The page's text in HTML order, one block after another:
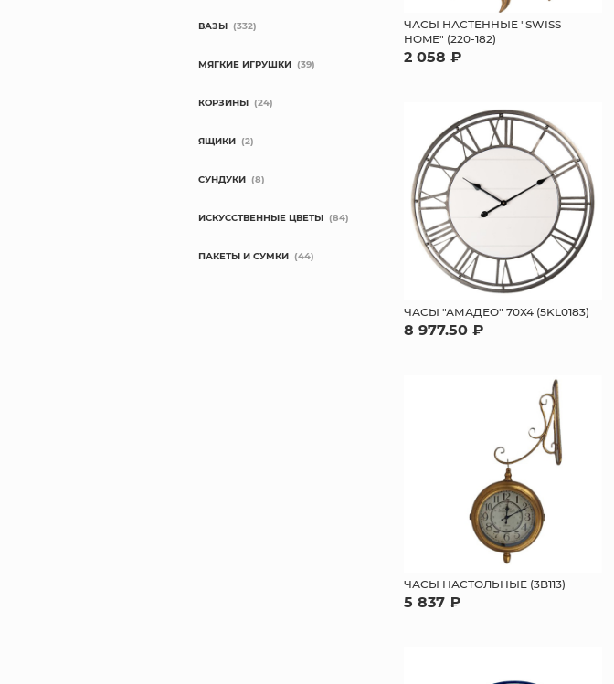
ЧАСЫ НАСТЕННЫЕ "SWISS
HOME" (220-182)
2 058 ₽
ЧАСЫ "АМАДЕО" 70Х4 (5KL0183)
8 977.50 ₽
ЧАСЫ НАСТОЛЬНЫЕ (3B113)
5 837 ₽
ВАЗЫ (332)
МЯГКИЕ ИГРУШКИ (39)
КОРЗИНЫ (24)
ЯЩИКИ (2)
СУНДУКИ (8)
ИСКУССТВЕННЫЕ ЦВЕТЫ (84)
ПАКЕТЫ И СУМКИ (44)